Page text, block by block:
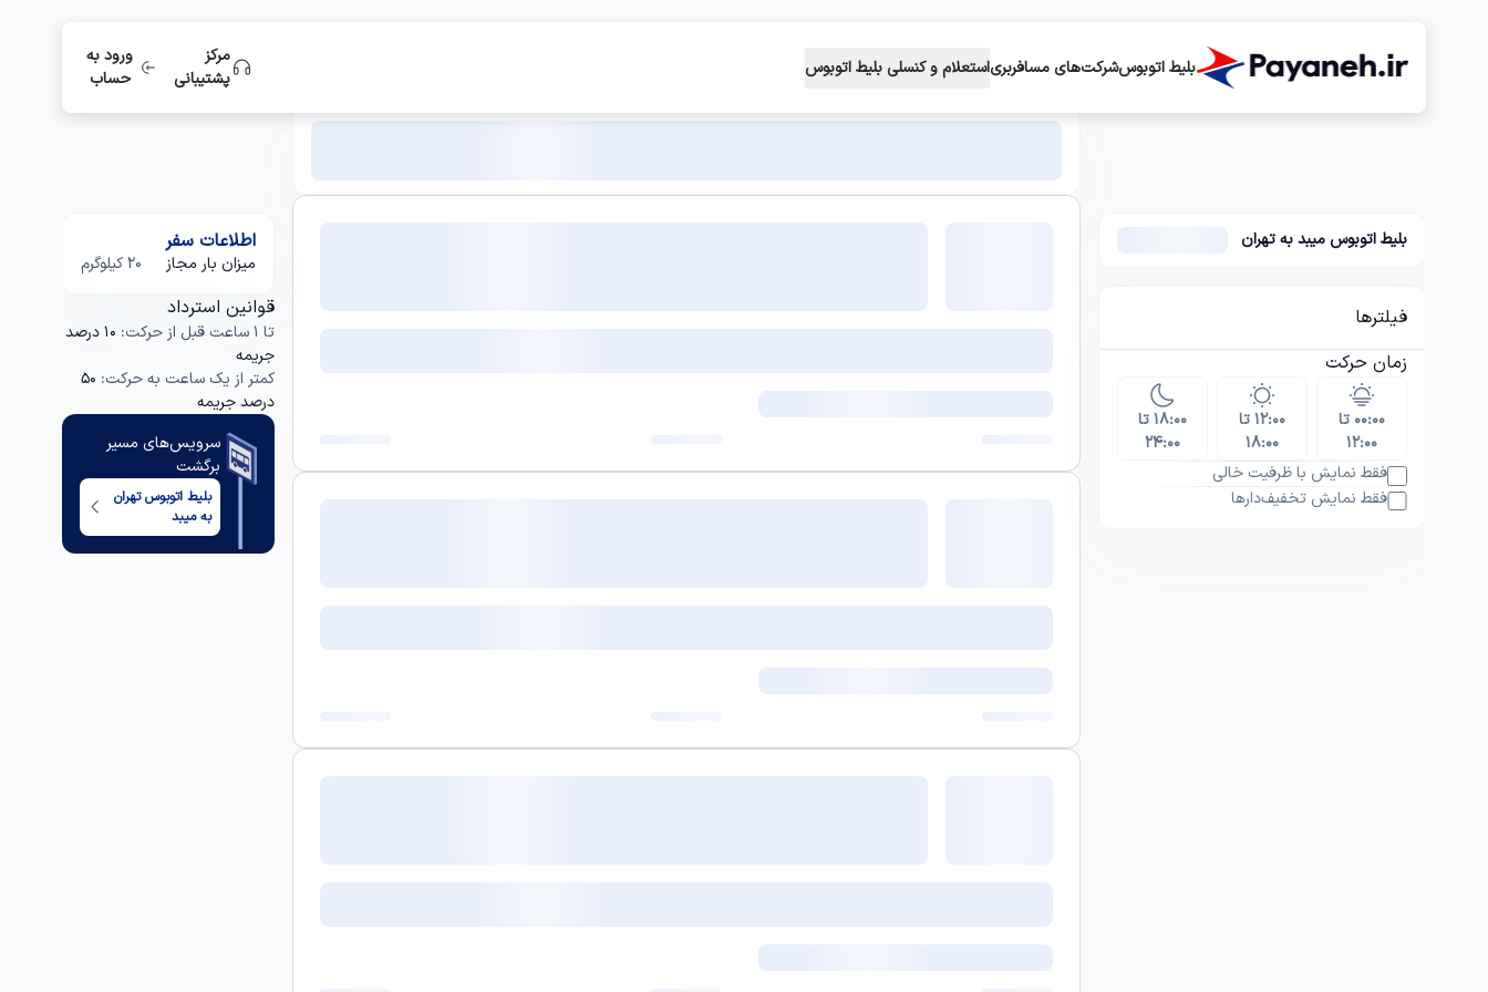
بلیط اتوبوسشرکت‌های مسافربریاستعلام و کنسلی بلیط اتوبوس
مرکز
پشتیبانی
ورود به
حساب
بلیط اتوبوس میبد به تهران
فیلترها
زمان حرکت
۰۰:۰۰ تا
۱۲:۰۰
۱۲:۰۰ تا
۱۸:۰۰
۱۸:۰۰ تا
۲۴:۰۰
فقط نمایش با ظرفیت خالی
فقط نمایش تخفیف‌دارها
اطلاعات سفر
میزان بار مجاز 20 کیلوگرم
قوانین استرداد
تا 1 ساعت قبل از حرکت:
10 درصد
جریمه
کمتر از یک ساعت به حرکت: 50
درصد جریمه
سرویس‌های مسیر
برگشت
بلیط اتوبوستهران
بهمیبد